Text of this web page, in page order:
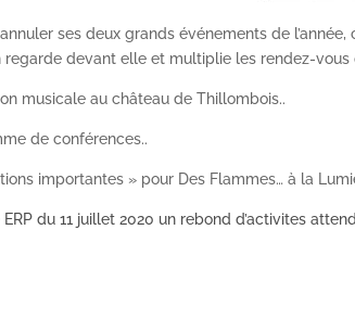
ses deux grands événements de
regarde devant elle et multiplie les rendez-
musicale au château de Thillombois..
de conférences..
importantes » pour Des Flammes… à la
ERP du 11 juillet 2020 un rebond d’activites